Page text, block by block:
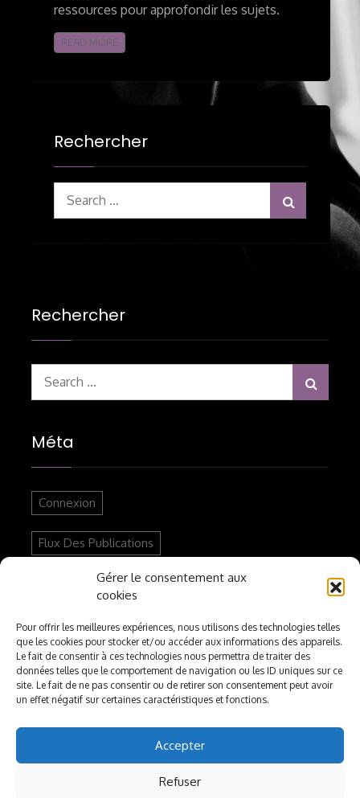
Gérer le consentement aux
cookies
Pour offrir les meilleures expériences, nous utilisons des technologies telles
que les cookies pour stocker et/ou accéder aux informations des appareils.
Le fait de consentir à ces technologies nous permettra de traiter des
données telles que le comportement de navigation ou les ID uniques sur ce
site. Le fait de ne pas consentir ou de retirer son consentement peut avoir
un effet négatif sur certaines caractéristiques et fonctions.
Accepter
Refuser
ressources pour approfondir les sujets.
READ MORE
Rechercher
for:
Rechercher
for:
Méta
Connexion
Flux Des Publications
Flux Des Commentaires
Site De WordPress-FR
Articles Récents
Nouvelle Vidéo Youtube : Polémique Autour
D’Imane Khelif Aux JO De Paris 2024